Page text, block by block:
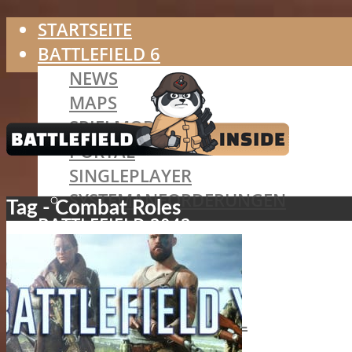
STARTSEITE
BATTLEFIELD 6
NEWS
MAPS
SPIELMODI
PORTAL
SINGLEPLAYER
SYSTEMANFORDERUNGEN
BATTLEFIELD 2042
SPEZIALISTEN
MAPS
SPIELMODI
BATTLEFIELD PORTAL
HAZARD ZONE
Tag - Combat Roles